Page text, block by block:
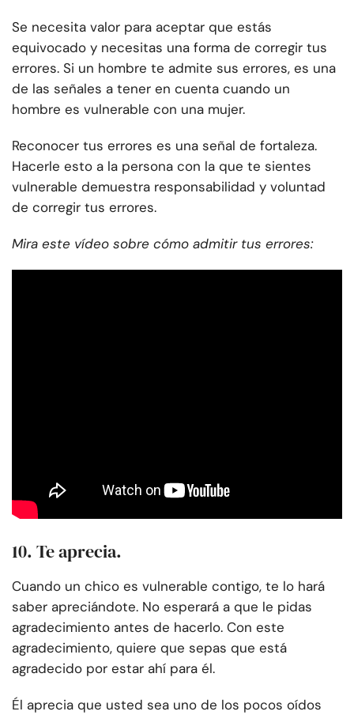
Se necesita valor para aceptar que estás
equivocado y necesitas una forma de corregir tus
errores. Si un hombre te admite sus errores, es una
de las señales a tener en cuenta cuando un
hombre es vulnerable con una mujer.
Reconocer tus errores es una señal de fortaleza.
Hacerle esto a la persona con la que te sientes
vulnerable demuestra responsabilidad y voluntad
de corregir tus errores.
Mira este vídeo sobre cómo admitir tus errores:
10. Te aprecia.
Cuando un chico es vulnerable contigo, te lo hará
saber apreciándote. No esperará a que le pidas
agradecimiento antes de hacerlo. Con este
agradecimiento, quiere que sepas que está
agradecido por estar ahí para él.
Él aprecia que usted sea uno de los pocos oídos